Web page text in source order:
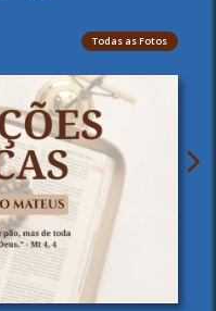
Todas as Fotos